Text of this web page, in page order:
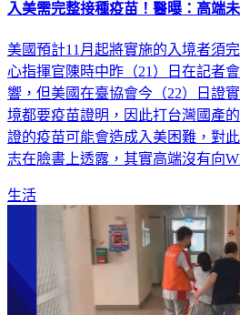
入美需完整接種疫苗！醫曝：高端
美國預計11月起將實施的入境者須
心指揮官陳時中昨（21）日在記者
響，但美國在臺協會今（22）日證
境都要疫苗證明，因此打台灣國產
證的疫苗可能會造成入美困難，對
志在臉書上透露，其實高端沒有向
生活